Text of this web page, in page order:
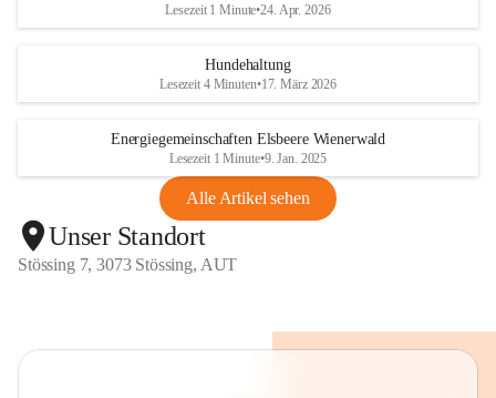
Lesezeit 1 Minute•24. Apr. 2026
Hundehaltung
Lesezeit 4 Minuten•17. März 2026
Energiegemeinschaften Elsbeere Wienerwald
Lesezeit 1 Minute•9. Jan. 2025
Alle Artikel sehen
Unser Standort
Stössing 7, 3073 Stössing, AUT